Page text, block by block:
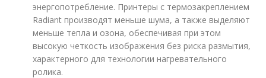
энергопотребление. Принтеры с термозакреплением
Radiant производят меньше шума, а также выделяют
меньше тепла и озона, обеспечивая при этом
высокую четкость изображения без риска размытия,
характерного для технологии нагревательного
ролика.